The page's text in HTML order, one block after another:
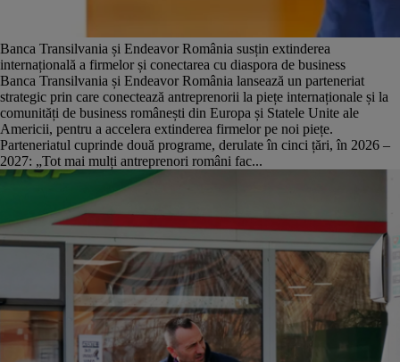
Banca Transilvania și Endeavor România susțin extinderea
internațională a firmelor și conectarea cu diaspora de business
Banca Transilvania și Endeavor România lansează un parteneriat
strategic prin care conectează antreprenorii la piețe internaționale și la
comunități de business românești din Europa și Statele Unite ale
Americii, pentru a accelera extinderea firmelor pe noi piețe.
Parteneriatul cuprinde două programe, derulate în cinci țări, în 2026 –
2027: „Tot mai mulți antreprenori români fac...